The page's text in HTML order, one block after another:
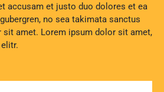
accusam et justo duo dolores et ea
no sea takimata sanctus
amet. Lorem ipsum dolor sit amet,